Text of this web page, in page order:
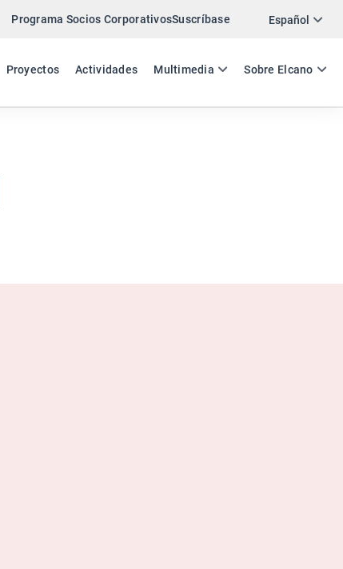
Programa Socios CorporativosSuscríbase Español
ES EN
Proyectos Actividades Multimedia Sobre Elcano
Twitter